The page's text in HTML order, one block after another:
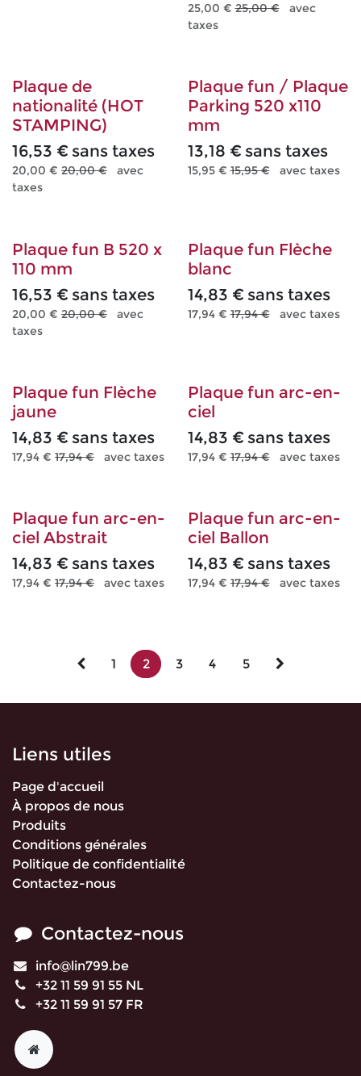
25,00 € 25,00€
avec
taxes
Plaque de
nationalité (HOT
STAMPING)
16,53 € sans taxes
20,00 € 20,00€
avec
taxes
Plaque fun / Plaque
Parking 520 x110
mm
13,18 € sans taxes
15,95€ 15,95€ avec taxes
Plaque fun B 520 x
110 mm
16,53 € sans taxes
20,00 € 20,00€
avec
taxes
Plaque fun Flèche
blanc
14,83 € sans taxes
17,94€ 17,94€ avec taxes
Plaque fun Flèche
jaune
14,83 € sans taxes
17,94 € 17,94€ avec taxes
Plaque fun arc-en-
ciel
14,83 € sans taxes
17,94€ 17,94€ avec taxes
Plaque fun arc-en-
ciel Abstrait
14,83 € sans taxes
17,94 € 17,94€ avec taxes
Plaque fun arc-en-
ciel Ballon
14,83 € sans taxes
17,94€ 17,94€ avec taxes
1 2 3 4 5
Liens utiles
Page d'accueil
À propos de nous
Produits
Conditions générales
Politique de confidentialité
Contactez-nous
Contactez-nous
info@lin799.be
+32 11 59 91 55 NL
+32 11 59 91 57 FR